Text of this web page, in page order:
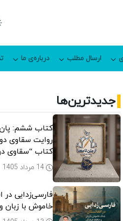
ارسال مطلب درباره‌ی ما
جدیدترین‌ها
کتاب ششم: پان
روایت سقاوی
کتاب “سقاوی
فارسی‌زدایی در
خاموش با زبان